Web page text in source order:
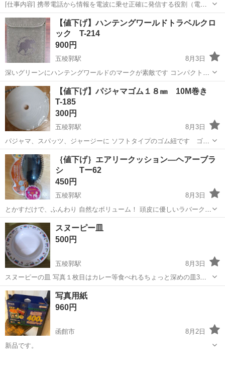
[仕事内容] 携帯電話から情報を電波に乗せ正確に発信する役割（電波
周波数を制御する機能）の水晶発信器・水晶振動子と、正確に受信す
る役割（電波周波数と選択する機能）の水晶フィルタ・SAWフィルタ
を製造・検査します。クリーンルー...
北海道 函館市 工場
【値下げ】ハンテングワールドトラベルクロ
ック T-214
900円
五稜郭駅
8月3日
深いグリーンにハンテングワールドのマークが素敵です コンパクトに
折りたためて便利です 新品です 写真参照お願いします。 対応につい
ては、4日から1週間かかる場合もございます
北海道 函館市 五稜郭駅 コンパクト
【値下げ】パジャマゴム１８㎜ 10M巻き
T-185
300円
五稜郭駅
8月3日
パジャマ、スパッツ、ジャージーに ソフトタイプのゴム紐です ゴム
ひも通し付 新品です 写真参照お願いします。 対応については、4日か
ら1週間かかる場合もございます
北海道 函館市 五稜郭駅 その他
｛値下げ｝エアリークッション―ヘアーブラ
シ Tー62
450円
五稜郭駅
8月3日
とかすだけで、ふんわり 自然なボリューム！ 頭皮に優しいラバークッ
ション ヘアーを作り出すなみなみピン 貝印株式会社の製品です 写真
参照お願いします。 対応については、4日から1週間かかる場合もござ
います
北海道 函館市 五稜郭駅
スヌーピー皿
500円
五稜郭駅
8月3日
スヌーピーの皿 写真１枚目はカレー等食べれるちょっと深めの皿3枚 2
枚目は浅めの皿１枚です。未使用ですが長期保管していたので神経質
な方はご遠慮下さい。
北海道 函館市 五稜郭駅
写真用紙
960円
函館市
8月2日
新品です。